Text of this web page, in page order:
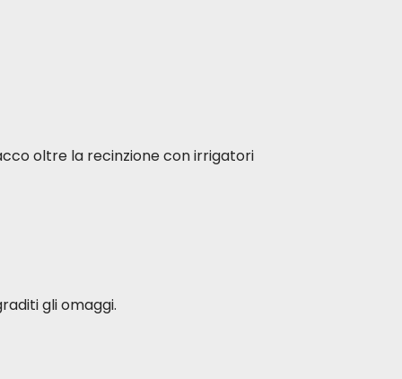
oltre la recinzione con irrigatori
gli omaggi.